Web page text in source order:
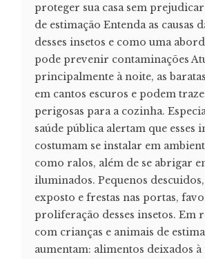
proteger sua casa sem
de estimação Entenda as causas
desses insetos e como uma
pode prevenir contaminações
principalmente à noite, as
em cantos escuros e podem
perigosas para a cozinha.
saúde pública alertam que esses
costumam se instalar em
como ralos, além de se abrigar
iluminados. Pequenos
exposto e frestas nas portas,
proliferação desses insetos. Em
com crianças e animais de
aumentam: alimentos deixados